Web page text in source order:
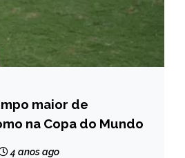
maior de
na Copa do Mundo
4 anos ago